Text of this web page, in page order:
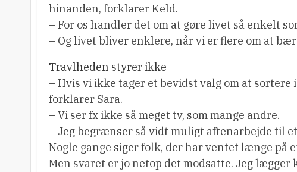
hinanden, forklarer Keld.
– For os handler det om at gøre livet så enkelt
– Og livet bliver enklere, når vi er flere om at
Travlheden styrer ikke
– Hvis vi ikke tager et bevidst valg om at
forklarer Sara.
– Vi ser fx ikke så meget tv, som mange andre.
– Jeg begrænser så vidt muligt aftenarbejde til
Nogle gange siger folk, der har ventet længe på
Men svaret er jo netop det modsatte. Jeg